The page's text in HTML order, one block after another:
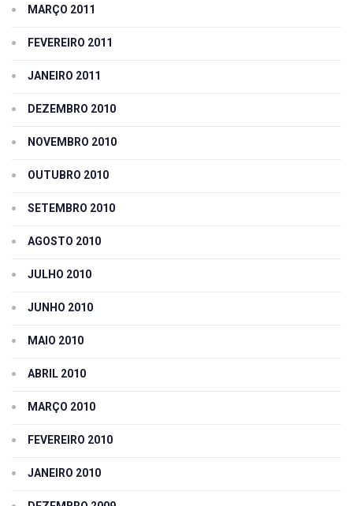
MARÇO 2011
FEVEREIRO 2011
JANEIRO 2011
DEZEMBRO 2010
NOVEMBRO 2010
OUTUBRO 2010
SETEMBRO 2010
AGOSTO 2010
JULHO 2010
JUNHO 2010
MAIO 2010
ABRIL 2010
MARÇO 2010
FEVEREIRO 2010
JANEIRO 2010